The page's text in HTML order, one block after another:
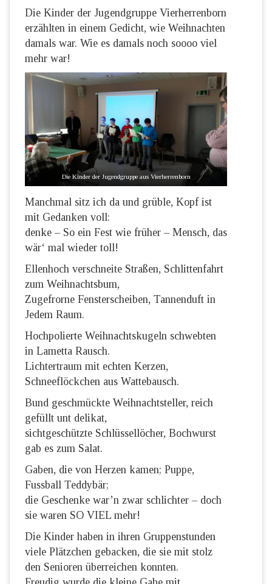
Die Kinder der Jugendgruppe Vierherrenborn
erzählten in einem Gedicht, wie Weihnachten
damals war. Wie es damals noch soooo viel
mehr war!
Die Kinder der Jugendgruppe aus Vierherrenborn
Manchmal sitz ich da und grüble, Kopf ist
mit Gedanken voll:
denke – So ein Fest wie früher – Mensch, das
wär‘ mal wieder toll!
Ellenhoch verschneite Straßen, Schlittenfahrt
zum Weihnachtsbum,
Zugefrorne Fensterscheiben, Tannenduft in
Jedem Raum.
Hochpolierte Weihnachtskugeln schwebten
in Lametta Rausch.
Lichtertraum mit echten Kerzen,
Schneeflöckchen aus Wattebausch.
Bund geschmückte Weihnachtsteller, reich
gefüllt unt delikat,
sichtgeschützte Schlüssellöcher, Bochwurst
gab es zum Salat.
Gaben, die von Herzen kamen; Puppe,
Fussball Teddybär;
die Geschenke war’n zwar schlichter – doch
sie waren SO VIEL mehr!
Die Kinder haben in ihren Gruppenstunden
viele Plätzchen gebacken, die sie mit stolz
den Senioren überreichen konnten.